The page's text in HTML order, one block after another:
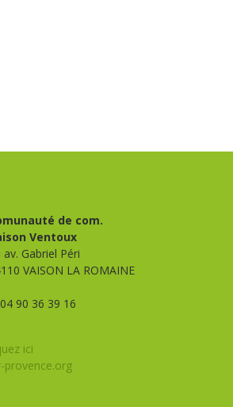
de com.
Ventoux
av. Gabriel Péri
VAISON LA ROMAINE
04 90 36 39 16
ici
provence.org